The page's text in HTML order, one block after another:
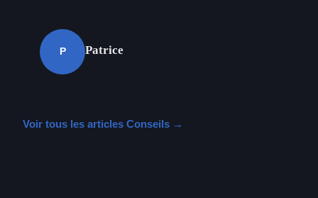
P Patrice
Voir tous les articles Conseils →